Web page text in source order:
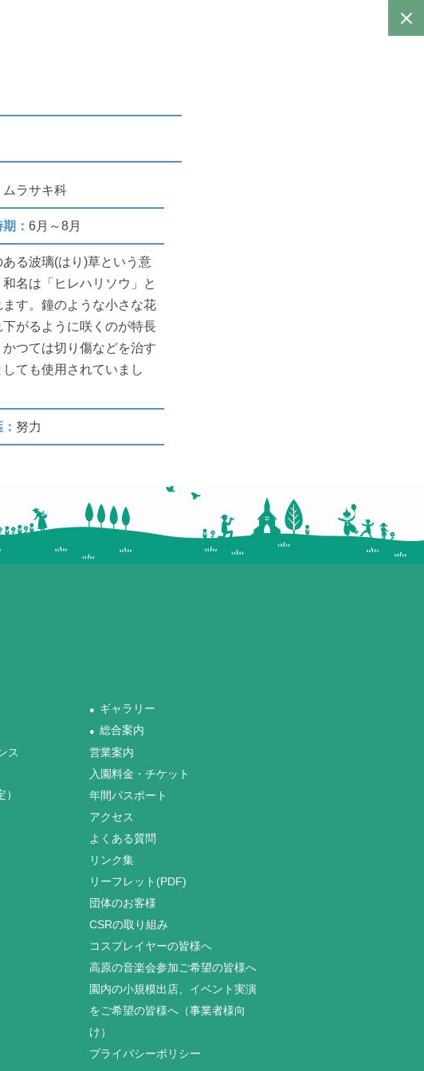
ムラサキ科
期：6月～8月
ある波璃(はり)草という意
和名は「ヒレハリソウ」と
ます。鐘のような小さな花
下がるように咲くのが特長
かつては切り傷などを治す
しても使用されていまし
努力
ス
● ギャラリー
● 総合案内
営業案内
入園料金・チケット
年間パスポート
アクセス
よくある質問
リンク集
リーフレット(PDF)
団体のお客様
CSRの取り組み
コスプレイヤーの皆様へ
高原の音楽会参加ご希望の皆様へ
園内の小規模出店、イベント実演
をご希望の皆様へ（事業者様向
け）
プライバシーポリシー